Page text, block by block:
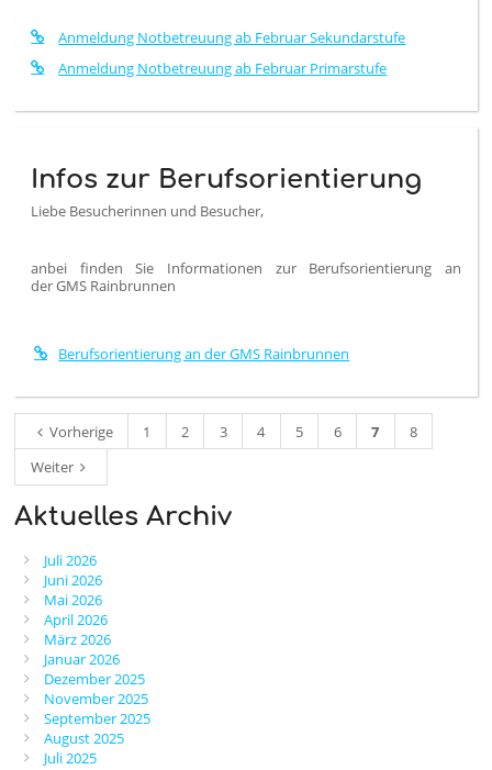
Anmeldung Notbetreuung ab Februar Sekundarstufe
Anmeldung Notbetreuung ab Februar Primarstufe
Infos zur Berufsorientierung
Liebe Besucherinnen und Besucher,
anbei finden Sie Informationen zur Berufsorientierung an
der GMS Rainbrunnen
Berufsorientierung an der GMS Rainbrunnen
Vorherige 1 2 3 4 5 6 7
8
Weiter
Aktuelles Archiv
Juli 2026
Juni 2026
Mai 2026
April 2026
März 2026
Januar 2026
Dezember 2025
November 2025
September 2025
August 2025
Juli 2025